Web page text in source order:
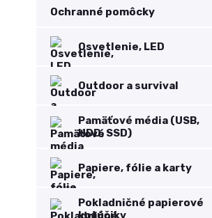
Ochranné pomôcky
Osvetlenie, LED
Outdoor a survival
Pamäťové média (USB,
HDD, SSD)
Papiere, fólie a karty
Pokladničné papierové
kotúčiky